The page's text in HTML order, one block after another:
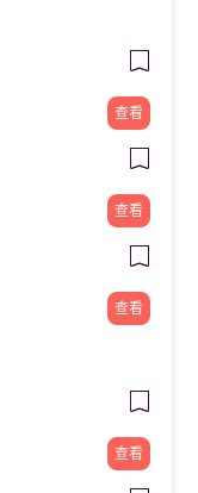
查看
查看
查看
查看